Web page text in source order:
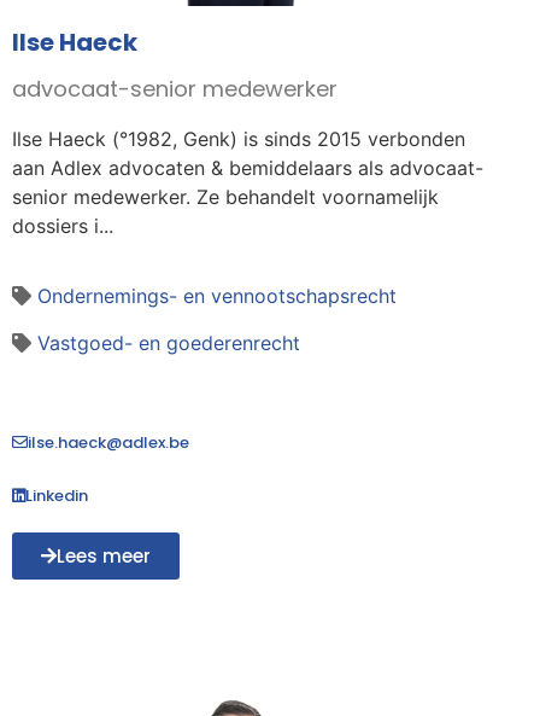
Ilse Haeck
advocaat-senior medewerker
Ilse Haeck (°1982, Genk) is sinds 2015 verbonden
aan Adlex advocaten & bemiddelaars als advocaat-
senior medewerker. Ze behandelt voornamelijk
dossiers i...
Ondernemings- en vennootschapsrecht
Vastgoed- en goederenrecht
ilse.haeck@adlex.be
Linkedin
Lees meer